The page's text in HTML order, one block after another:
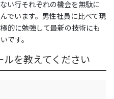
い行それぞれの機会を無駄に
でいます。男性社員に比べて現
的に勉強して最新の技術にも
です。
ルを教えてください